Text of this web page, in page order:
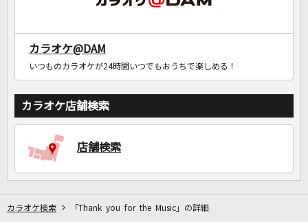
カラオケ@DAM
いつものカラオケが24時間いつでもおうちで楽しめる！
カラオケ店舗検索
店舗検索
カラオケ検索 「Thank you for the Music」の詳細